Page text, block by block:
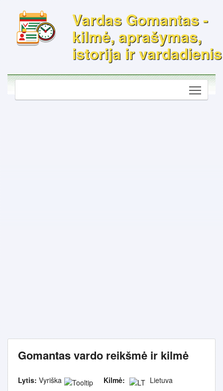
Vardas Gomantas -
kilmė, aprašymas,
istorija ir vardadienis
Gomantas vardo reikšmė ir kilmė
Lytis: Vyriška Kilmė: Lietuva